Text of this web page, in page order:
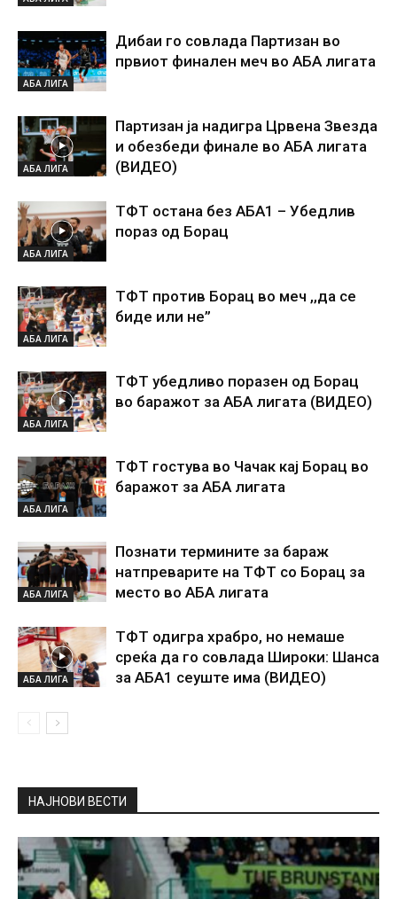
АБА ЛИГА
Дибаи го совлада Партизан во
првиот финален меч во АБА лигата
АБА ЛИГА
Партизан ја надигра Црвена Звезда
и обезбеди финале во АБА лигата
(ВИДЕО)
АБА ЛИГА
ТФТ остана без АБА1 – Убедлив
пораз од Борац
АБА ЛИГА
ТФТ против Борац во меч ,,да се
биде или не”
АБА ЛИГА
ТФТ убедливо поразен од Борац
во баражот за АБА лигата (ВИДЕО)
АБА ЛИГА
ТФТ гостува во Чачак кај Борац во
баражот за АБА лигата
АБА ЛИГА
Познати термините за бараж
натпреварите на ТФТ со Борац за
место во АБА лигата
АБА ЛИГА
ТФТ одигра храбро, но немаше
среќа да го совлада Широки: Шанса
за АБА1 сеуште има (ВИДЕО)
НАЈНОВИ ВЕСТИ